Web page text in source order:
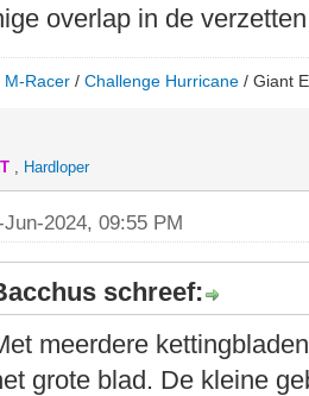
overlap in de
M-Racer /Challenge Hurricane / Giant
, Hardloper
Jun-2024, 09:55 PM
schreef:
meerdere
grote blad. De kleine